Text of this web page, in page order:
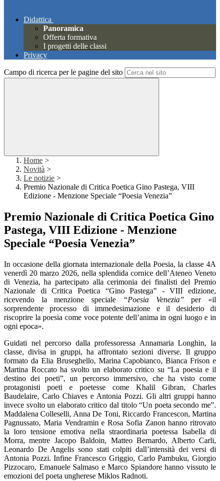
Didattica
Panoramica
Offerta formativa
I progetti delle classi
Privacy
Campo di ricerca per le pagine del sito
Home >
Novità >
Le notizie >
Premio Nazionale di Critica Poetica Gino Pastega, VIII
Edizione - Menzione Speciale “Poesia Venezia”
Premio Nazionale di Critica Poetica Gino
Pastega, VIII Edizione - Menzione
Speciale “Poesia Venezia”
In occasione della giornata internazionale della Poesia, la classe 4A
venerdì 20 marzo 2026, nella splendida cornice dell’Ateneo Veneto
di Venezia, ha partecipato alla cerimonia dei finalisti del Premio
Nazionale di Critica Poetica “Gino Pastega” - VIII edizione,
ricevendo la menzione speciale “Poesia Venezia” per «il
sorprendente processo di immedesimazione e il desiderio di
riscoprire la poesia come voce potente dell’anima in ogni luogo e in
ogni epoca».
Guidati nel percorso dalla professoressa Annamaria Longhin, la
classe, divisa in gruppi, ha affrontato sezioni diverse. Il gruppo
formato da Elia Bruseghello, Marina Capobianco, Bianca Frison e
Martina Roccato ha svolto un elaborato critico su “La poesia e il
destino dei poeti”, un percorso immersivo, che ha visto come
protagonisti poeti e poetesse come Khalil Gibran, Charles
Baudelaire, Carlo Chiaves e Antonia Pozzi. Gli altri gruppi hanno
invece svolto un elaborato critico dal titolo “Un poeta secondo me”.
Maddalena Colleselli, Anna De Toni, Riccardo Francescon, Martina
Pagnussato, Maria Vendramin e Rosa Sofia Zanon hanno ritrovato
la loro tensione emotiva nella straordinaria poetessa Isabella di
Morra, mentre Jacopo Baldoin, Matteo Bernardo, Alberto Carli,
Leonardo De Angelis sono stati colpiti dall’intensità dei versi di
Antonia Pozzi. Infine Francesco Griggio, Carlo Pambuku, Giorgio
Pizzocaro, Emanuele Salmaso e Marco Spiandore hanno vissuto le
emozioni del poeta ungherese Miklos Radnoti.